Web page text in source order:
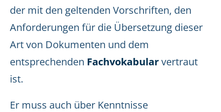
der mit den geltenden Vorschriften, den
Anforderungen für die Übersetzung dieser
Art von Dokumenten und dem
entsprechenden Fachvokabularvertraut
ist.
Er muss auch über Kenntnisse